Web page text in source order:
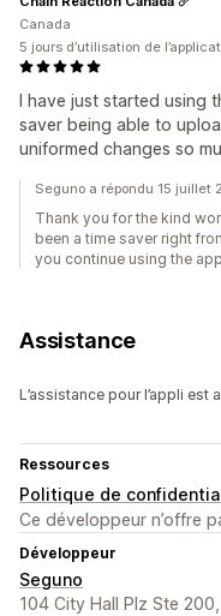
I have just started using
saver being able to
uniformed changes so
Canada
5 jours d’utilisation de
Seguno a répondu 15 juillet
Thank you for the kind
been a time saver right
you continue using the
Assistance
L’assistance pour l’appli est
Ressources
Politique de
Ce développeur n’offre
Développeur
Seguno
104 City Hall Plz Ste